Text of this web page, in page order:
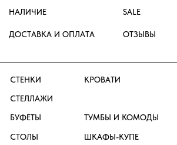
GRUPPO
Луговая д. 1, ТК ТРИ КИТА 3 этаж
+7 (495) 649-20-30